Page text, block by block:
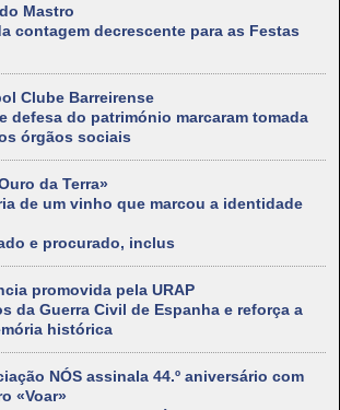
Mastro
contagem decrescente para as Festas
Clube Barreirense
defesa do património marcaram tomada
órgãos sociais
da Terra»
de um vinho que marcou a identidade
e procurado, inclus
promovida pela URAP
da Guerra Civil de Espanha e reforça a
histórica
NÓS assinala 44.º aniversário com
«Voar»